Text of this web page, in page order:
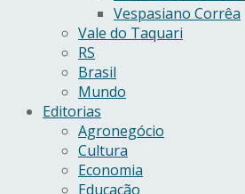
Vespasiano Corrêa
Vale do Taquari
RS
Brasil
Mundo
Editorias
Agronegócio
Cultura
Economia
Educação